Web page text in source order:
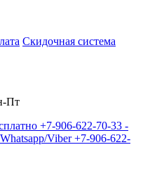
Скидочная система
Пт
+7-906-622-70-33 -
Viber+7-906-622-